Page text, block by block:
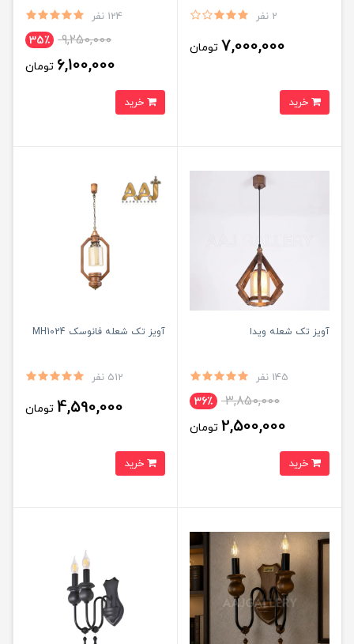
2 نفر
7,000,000 تومان
124 نفر
9,250,000 35٪
6,100,000 تومان
آویز تک شعله ویدا
145 نفر
3,850,000 36٪
2,500,000 تومان
آویز تک شعله فانوسک MH1024
512 نفر
4,590,000 تومان